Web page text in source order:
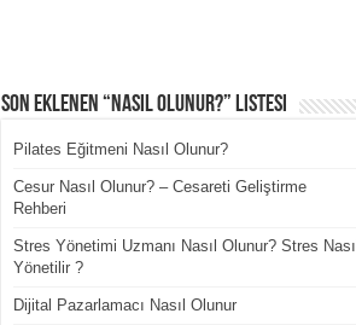
Son Eklenen “Nasıl Olunur?” Listesi
Pilates Eğitmeni Nasıl Olunur?
Cesur Nasıl Olunur? – Cesareti Geliştirme
Rehberi
Stres Yönetimi Uzmanı Nasıl Olunur? Stres Nasıl
Yönetilir ?
Dijital Pazarlamacı Nasıl Olunur